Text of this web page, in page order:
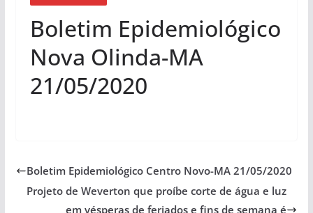
Boletim Epidemiológico
Nova Olinda-MA
21/05/2020
Boletim Epidemiológico Centro Novo-MA 21/05/2020
Projeto de Weverton que proíbe corte de água e luz
em vésperas de feriados e fins de semana é